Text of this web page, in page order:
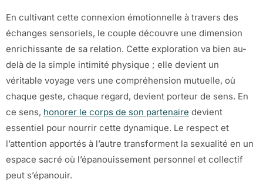
En cultivant cette connexion émotionnelle à travers des
échanges sensoriels, le couple découvre une dimension
enrichissante de sa relation. Cette exploration va bien au-
delà de la simple intimité physique ; elle devient un
véritable voyage vers une compréhension mutuelle, où
chaque geste, chaque regard, devient porteur de sens. En
ce sens, honorer le corps de son partenaire devient
essentiel pour nourrir cette dynamique. Le respect et
l’attention apportés à l’autre transforment la sexualité en un
espace sacré où l’épanouissement personnel et collectif
peut s’épanouir.